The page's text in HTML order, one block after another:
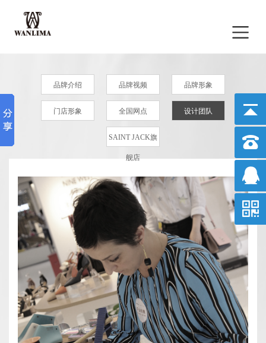
品牌介绍 品牌视频 品牌形象
门店形象 全国网点 设计团队
SAINT JACK旗
舰店